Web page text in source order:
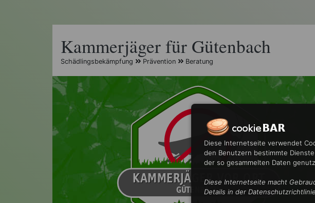
Kammerjäger für Gütenbach
Schädlingsbekämpfung Prävention Beratung
Diese Internetseite verwendet
den Benutzern bestimmte
der so gesammelten Daten
Diese Internetseite macht
Details in der